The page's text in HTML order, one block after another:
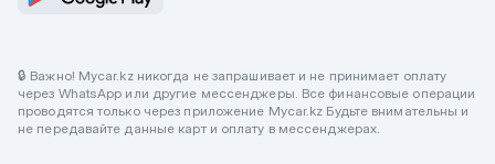
🔒 Важно! Mycar.kz никогда не запрашивает и не принимает оплату
через WhatsApp или другие мессенджеры. Все финансовые операции
проводятся только через приложение Mycar.kz Будьте внимательны и
не передавайте данные карт и оплату в мессенджерах.